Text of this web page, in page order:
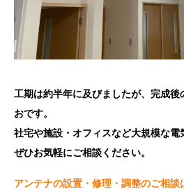
工期は約半年に及びましたが、完成
おです。
社宅や施設・オフィスなど大規模な電
ぜひお気軽にご相談ください。
アンテナの設置・修理・調整のご相談